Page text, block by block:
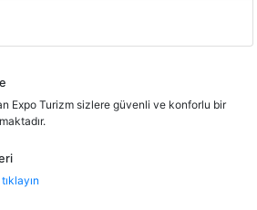
Expo Turizm sizlere güvenli ve konforlu bir
tıklayın